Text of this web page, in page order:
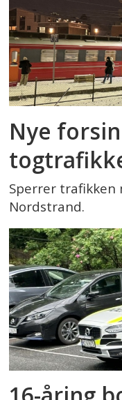
Nye
Sperrer trafikken
Nordstrand.